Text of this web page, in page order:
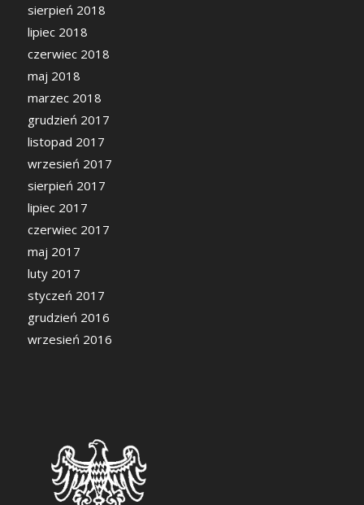
sierpień 2018
lipiec 2018
czerwiec 2018
maj 2018
marzec 2018
grudzień 2017
listopad 2017
wrzesień 2017
sierpień 2017
lipiec 2017
czerwiec 2017
maj 2017
luty 2017
styczeń 2017
grudzień 2016
wrzesień 2016